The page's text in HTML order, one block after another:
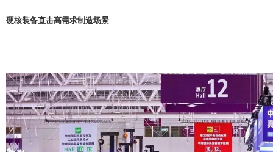
硬核装备直击高需求制造场景